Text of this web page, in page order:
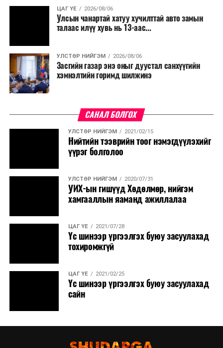
хаагчдыг зарим өдрүүдэд цахимаар ажиллуулах арга
хэмжээг үргэлжлүүлэхийг үүрэг болголоо.
Төсвийн сахилга бат сайжирч, эдийн засгийн нөхцөл
байдал хэвийн болсон тохиолдолд эдгээр
хязгаарлалтыг үе шаттайгаар сулруулах юм.
ЦАГ ҮЕ 2026/08/06
Улсын чанартай хатуу хучилттай авто замын
талаас илүү хувь нь 13-аас...
УЛСТӨР НИЙГЭМ 2026/08/06
Засгийн газар энэ оныг дуустал санхүүгийн
хэмнэлтийн горимд шилжинэ
САНАЛ БОЛГОХ
УЛСТӨР НИЙГЭМ 2021/02/15
Нийтийн тээврийн тоог нэмэгдүүлэхийг
үүрэг болголоо
УЛСТӨР НИЙГЭМ 2020/07/31
УИХ-ын гишүүд Хөдөлмөр, нийгэм
хамгааллын яаманд ажиллалаа
ЦАГ ҮЕ 2021/07/28
Үс шинээр үргээлгэх буюу засуулахад
тохиромжгүй
ЦАГ ҮЕ 2021/02/25
Үс шинээр үргээлгэх буюу засуулахад
сайн